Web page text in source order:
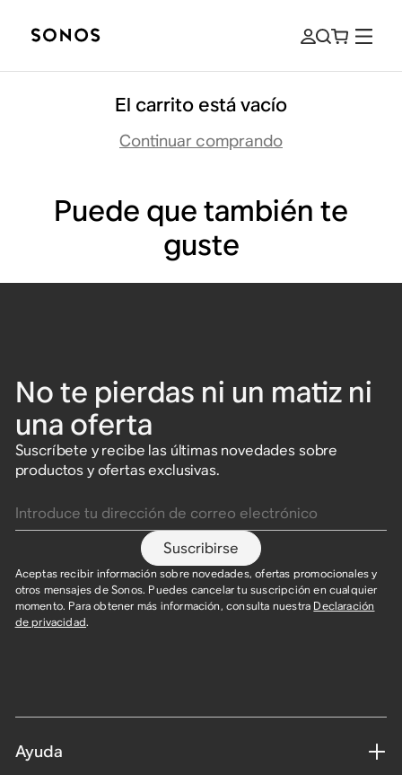
El carrito está vacío
Continuar comprando
Puede que también te
guste
Sound Motion™
Barra de sonido
para habitaciones y teles
grandes.
1099 €
Sub 4
obtener unos graves
profundos y sin
999 €
Bluetooth
Altavoz compacto con
sonido estéreo, graves
profundos y control por
voz.
229 €
Audio espacial
Altavoz con audio
espacial compatible con
Dolby Atmos.
499 €
Bluetooth
El altavoz portátil ideal
para dentro y fuera de
casa.
499 €
Sound Motion™
Barra de sonido
para habitaciones y teles
grandes.
1099 €
No te pierdas ni un matiz ni
una oferta
Suscríbete y recibe las últimas novedades sobre
productos y ofertas exclusivas.
Suscribirse
Aceptas recibir información sobre novedades, ofertas promocionales y
otros mensajes de Sonos. Puedes cancelar tu suscripción en cualquier
momento. Para obtener más información, consulta nuestra Declaración
de privacidad.
Ayuda